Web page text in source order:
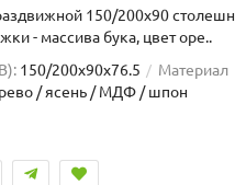
150/200х90
- массива бука, цвет оре..
150/200х90х76.5
Материал
/ ясень / МДФ / шпон